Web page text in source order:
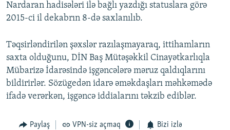
Nardaran hadisələri ilə bağlı yazdığı statuslara görə
2015-ci il dekabrın 8-də saxlanılıb.
Təqsirləndirilən şəxslər razılaşmayaraq, ittihamların
saxta olduğunu, DİN Baş Mütəşəkkil Cinayətkarlıqla
Mübarizə İdarəsində işgəncələrə məruz qaldıqlarını
bildirirlər. Sözügedən idarə əməkdaşları məhkəmədə
ifadə verərkən, işgəncə iddialarını təkzib ediblər.
Paylaş VPN-siz açmaq Bizi izlə